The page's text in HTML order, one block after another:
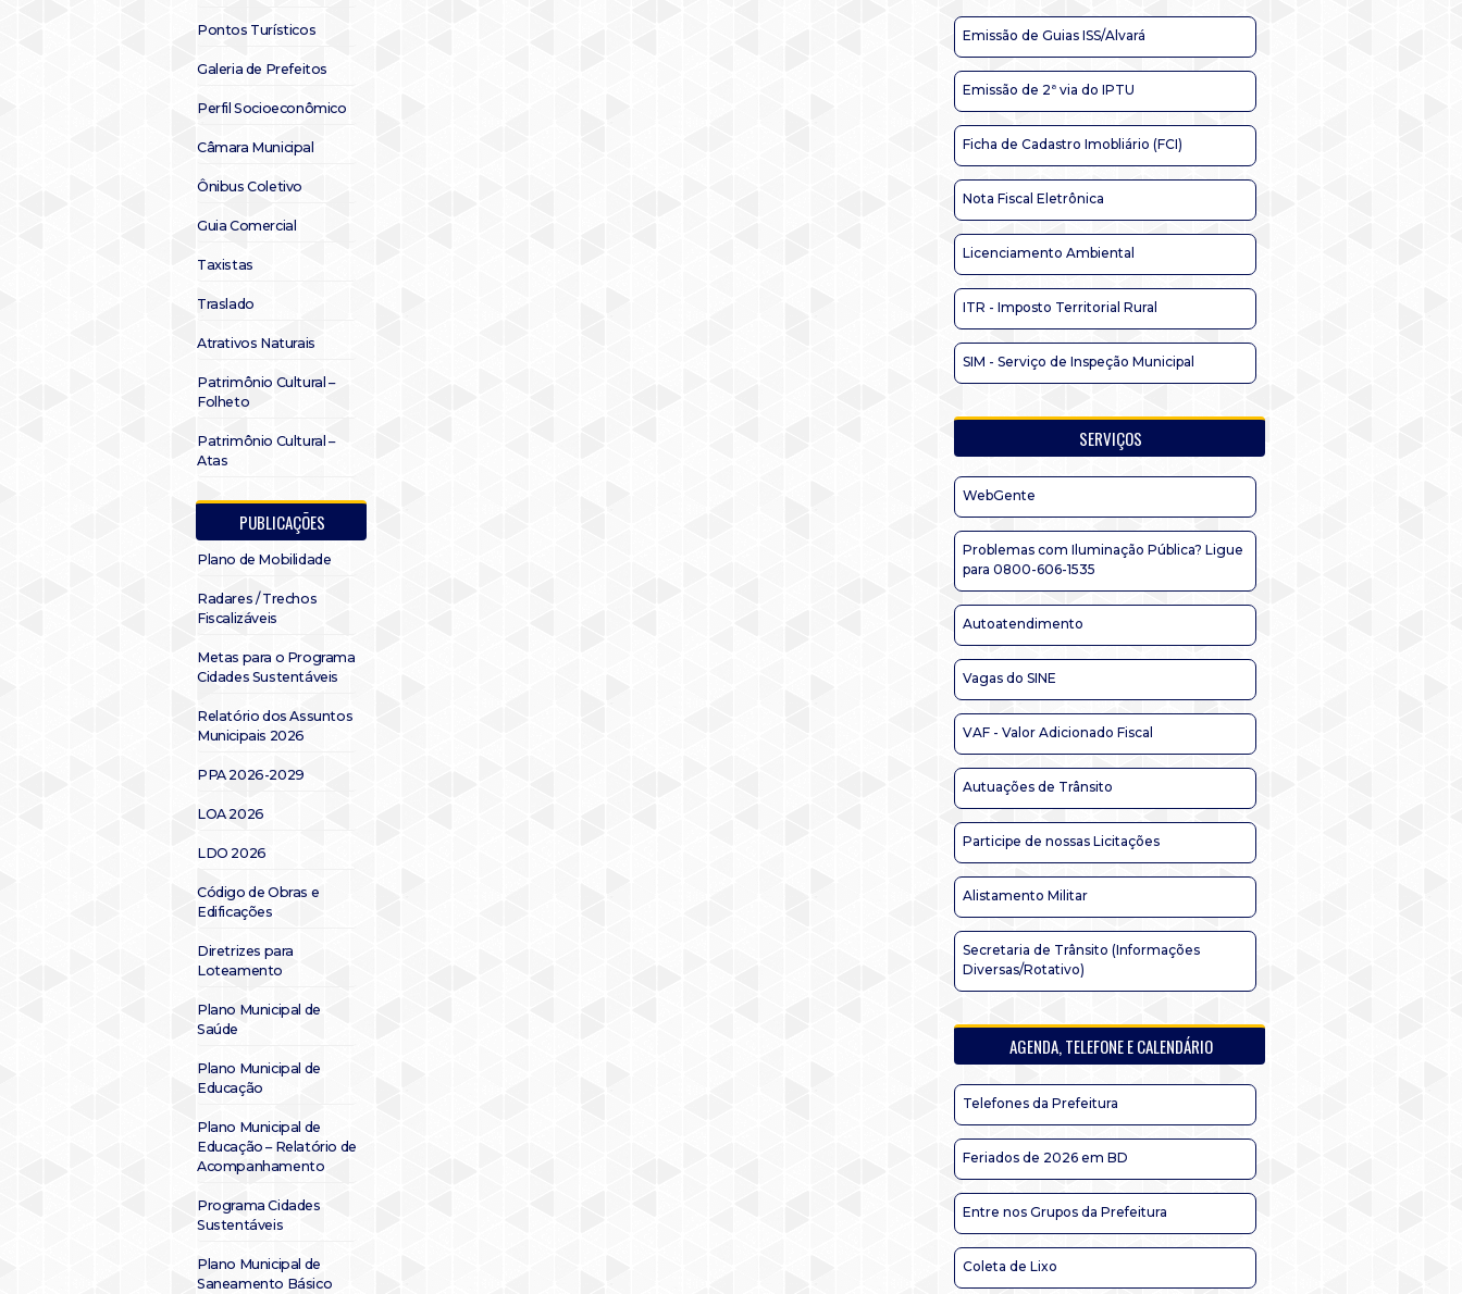
Pontos Turísticos
Galeria de Prefeitos
Perfil Socioeconômico
Câmara Municipal
Ônibus Coletivo
Guia Comercial
Taxistas
Traslado
Atrativos Naturais
Patrimônio Cultural –
Folheto
Patrimônio Cultural –
Atas
PUBLICAÇÕES
Plano de Mobilidade
Radares / Trechos
Fiscalizáveis
Metas para o Programa
Cidades Sustentáveis
Relatório dos Assuntos
Municipais 2026
PPA 2026-2029
LOA 2026
LDO 2026
Código de Obras e
Edificações
Diretrizes para
Loteamento
Plano Municipal de
Saúde
Plano Municipal de
Educação
Plano Municipal de
Educação – Relatório de
Acompanhamento
Programa Cidades
Sustentáveis
Plano Municipal de
Saneamento Básico
Emissão de Guias ISS/Alvará
Emissão de 2ª via do IPTU
Ficha de Cadastro Imobliário (FCI)
Nota Fiscal Eletrônica
Licenciamento Ambiental
ITR - Imposto Territorial Rural
SIM - Serviço de Inspeção Municipal
SERVIÇOS
WebGente
Problemas com Iluminação Pública? Ligue
para 0800-606-1535
Autoatendimento
Vagas do SINE
VAF - Valor Adicionado Fiscal
Autuações de Trânsito
Participe de nossas Licitações
Alistamento Militar
Secretaria de Trânsito (Informações
Diversas/Rotativo)
AGENDA, TELEFONE E CALENDÁRIO
Telefones da Prefeitura
Feriados de 2026 em BD
Entre nos Grupos da Prefeitura
Coleta de Lixo